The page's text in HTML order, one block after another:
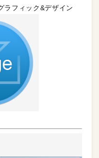
ラフィック&デザイン